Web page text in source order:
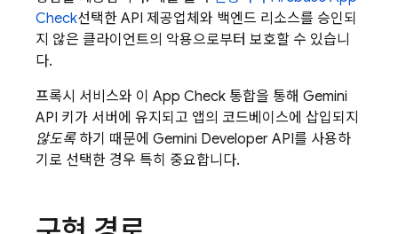
Check선택한 API 제공업체와 백엔드 리소스를 승인되
지 않은 클라이언트의 악용으로부터 보호할 수 있습니
다.
프록시 서비스와 이 App Check 통합을 통해 Gemini
API 키가 서버에 유지되고 앱의 코드베이스에 삽입되지
않도록 하기 때문에 Gemini Developer API를 사용하
기로 선택한 경우 특히 중요합니다.